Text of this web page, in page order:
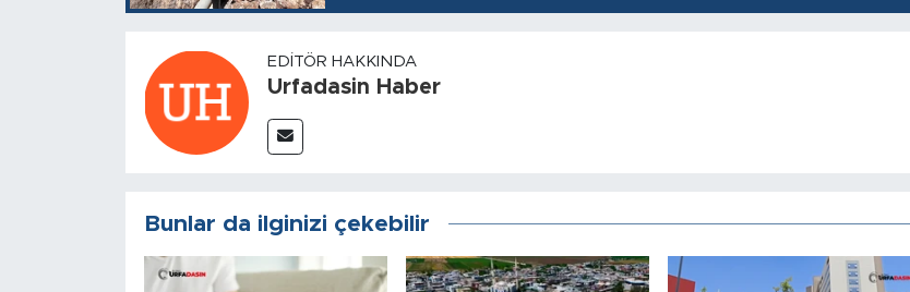
EDITÖR HAKKINDA
Urfadasin Haber
Bunlar da ilginizi çekebilir